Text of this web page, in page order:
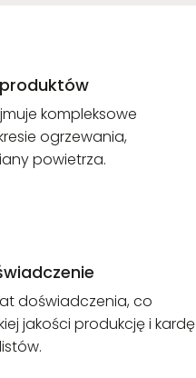
kompleksowe
ogrzewania,
powietrza.
doświadczenia, co
jakości produkcję i kardę